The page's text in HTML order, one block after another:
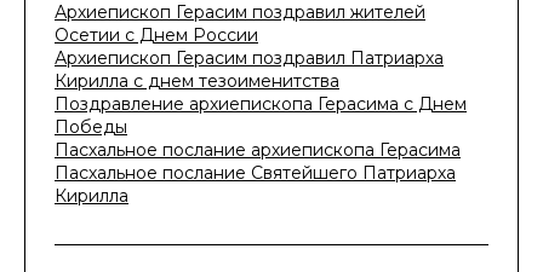
Архиепископ Герасим поздравил жителей
Осетии с Днем России
Архиепископ Герасим поздравил Патриарха
Кирилла с днем тезоименитства
Поздравление архиепископа Герасима с Днем
Победы
Пасхальное послание архиепископа Герасима
Пасхальное послание Святейшего Патриарха
Кирилла